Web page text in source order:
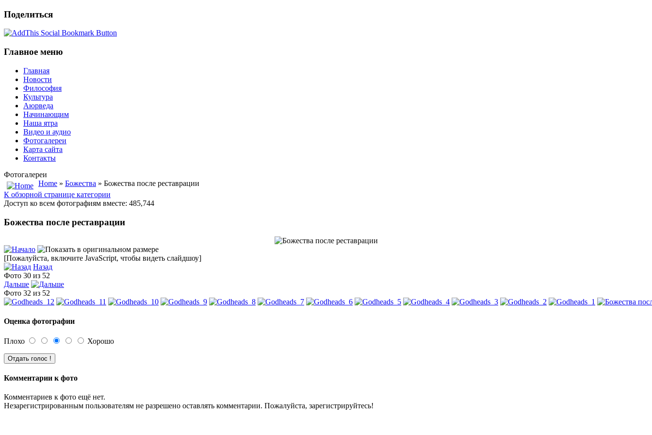
Поделиться
Главное меню
Главная
Новости
Философия
Культура
Аюрведа
Начинающим
Наша ятра
Видео и аудио
Фотогалереи
Карта сайта
Контакты
Фотогалереи
Home » Божества » Божества после реставрации
К обзорной странице категории
Доступ ко всем фотографиям вместе: 485,744
Божества после реставрации
[Пожалуйста, включите JavaScript, чтобы видеть слайдшоу]
Назад
Фото 30 из 52
Дальше
Фото 32 из 52
Оценка фотографии
Плохо Хорошо
Комментарии к фото
Комментариев к фото ещё нет.
Незарегистрированным пользователям не разрешено оставлять комментарии. Пожалуйста, зарегистрируйтесь!